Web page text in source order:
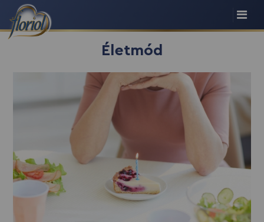
Életmód